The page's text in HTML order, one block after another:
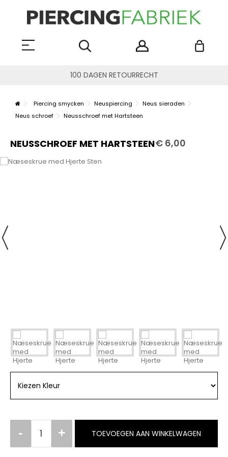
100 DAGEN RETOURRECHT
Piercing smycken Neuspiercing
Neus sieraden
Neus schroef
Neusschroef met Hartsteen
NEUSSCHROEF MET HARTSTEEN€ 6,00
TOEVOEGEN AAN WINKELWAGEN